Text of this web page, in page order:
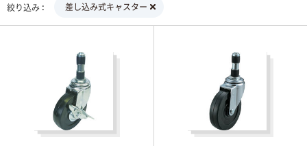
絞り込み 差し込み式キャスター